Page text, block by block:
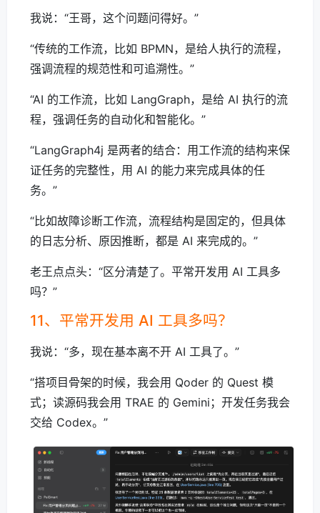
我说：“王哥，这个问题问得好。”
“传统的工作流，比如 BPMN，是给人执行的流程，
强调流程的规范性和可追溯性。”
“AI 的工作流，比如 LangGraph，是给 AI 执行的流
程，强调任务的自动化和智能化。”
“LangGraph4j 是两者的结合：用工作流的结构来保
证任务的完整性，用 AI 的能力来完成具体的任
务。”
“比如故障诊断工作流，流程结构是固定的，但具体
的日志分析、原因推断，都是 AI 来完成的。”
老王点点头：“区分清楚了。平常开发用 AI 工具多
吗？”
11、平常开发用 AI 工具多吗？
我说：“多，现在基本离不开 AI 工具了。”
“搭项目骨架的时候，我会用 Qoder 的 Quest 模
式；读源码我会用 TRAE 的 Gemini；开发任务我会
交给 Codex。”